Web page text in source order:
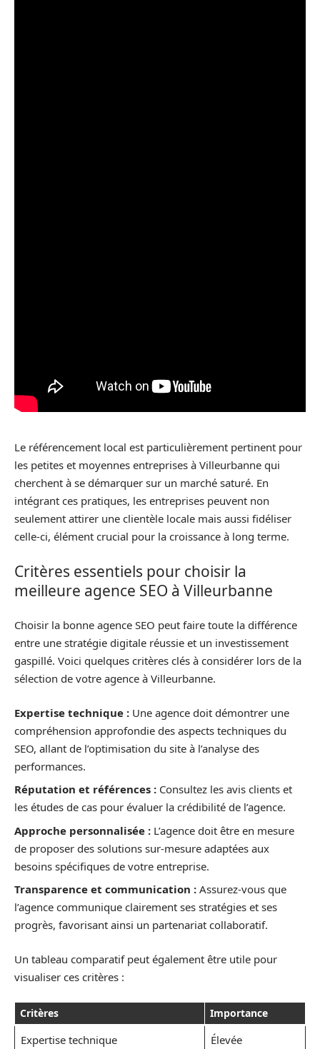
Le référencement local est particulièrement pertinent pour
les petites et moyennes entreprises à Villeurbanne qui
cherchent à se démarquer sur un marché saturé. En
intégrant ces pratiques, les entreprises peuvent non
seulement attirer une clientèle locale mais aussi fidéliser
celle-ci, élément crucial pour la croissance à long terme.
Critères essentiels pour choisir la
meilleure agence SEO à Villeurbanne
Choisir la bonne agence SEO peut faire toute la différence
entre une stratégie digitale réussie et un investissement
gaspillé. Voici quelques critères clés à considérer lors de la
sélection de votre agence à Villeurbanne.
Expertise technique : Une agence doit démontrer une
compréhension approfondie des aspects techniques du
SEO, allant de l’optimisation du site à l’analyse des
performances.
Réputation et références : Consultez les avis clients et
les études de cas pour évaluer la crédibilité de l’agence.
Approche personnalisée : L’agence doit être en mesure
de proposer des solutions sur-mesure adaptées aux
besoins spécifiques de votre entreprise.
Transparence et communication : Assurez-vous que
l’agence communique clairement ses stratégies et ses
progrès, favorisant ainsi un partenariat collaboratif.
Un tableau comparatif peut également être utile pour
visualiser ces critères :
Critères Importance
Expertise technique
Élevée